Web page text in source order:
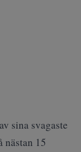
sina svagaste
nästan 15